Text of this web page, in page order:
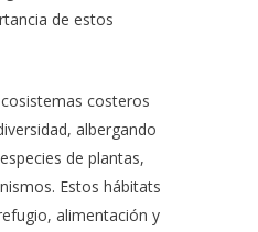
de estos
costeros
albergando
de plantas,
Estos hábitats
alimentación y